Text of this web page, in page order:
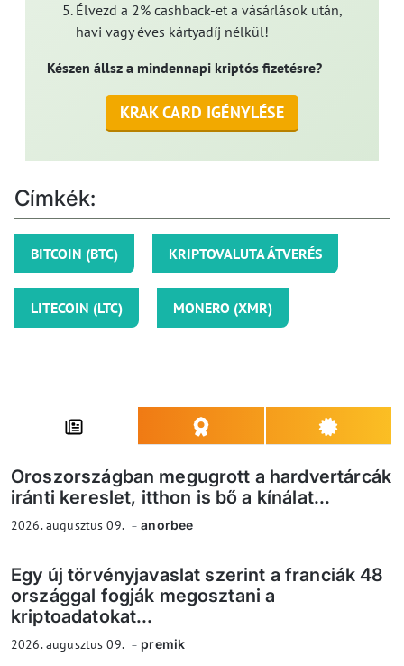
Élvezd a 2% cashback-et a vásárlások után,
havi vagy éves kártyadíj nélkül!
Készen állsz a mindennapi kriptós fizetésre?
KRAK CARD IGÉNYLÉSE
Címkék:
BITCOIN (BTC) KRIPTOVALUTA ÁTVERÉS
LITECOIN (LTC) MONERO (XMR)
Oroszországban megugrott a hardvertárcák
iránti kereslet, itthon is bő a kínálat...
2026. augusztus 09. anorbee
Egy új törvényjavaslat szerint a franciák 48
országgal fogják megosztani a
kriptoadatokat...
2026. augusztus 09. premik